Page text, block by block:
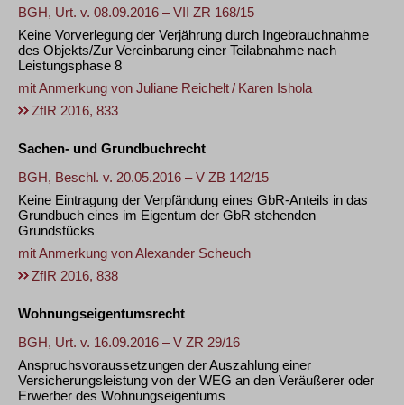
BGH, Urt. v. 08.09.2016 – VII ZR 168/15
Keine Vorverlegung der Verjährung durch Ingebrauchnahme
des Objekts/Zur Vereinbarung einer Teilabnahme nach
Leistungsphase 8
mit Anmerkung von Juliane Reichelt/ Karen Ishola
ZfIR 2016, 833
Sachen- und Grundbuchrecht
BGH, Beschl. v. 20.05.2016 – V ZB 142/15
Keine Eintragung der Verpfändung eines GbR-Anteils in das
Grundbuch eines im Eigentum der GbR stehenden
Grundstücks
mit Anmerkung vonAlexander Scheuch
ZfIR 2016, 838
Wohnungseigentumsrecht
BGH, Urt. v. 16.09.2016 – V ZR 29/16
Anspruchsvoraussetzungen der Auszahlung einer
Versicherungsleistung von der WEG an den Veräußerer oder
Erwerber des Wohnungseigentums